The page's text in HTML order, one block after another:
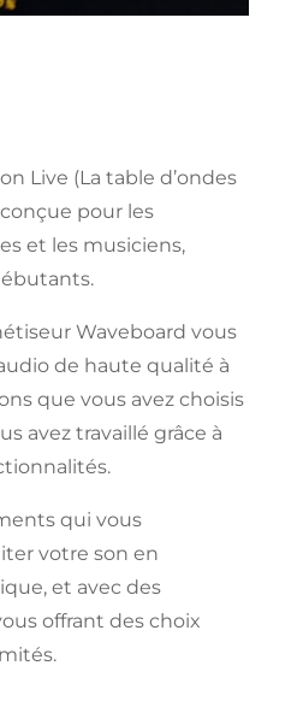
Live (La table d’ondes
conçue pour les
et les musiciens,
Waveboard vous
de haute qualité à
que vous avez choisis
avez travaillé grâce à
qui vous
votre son en
et avec des
offrant des choix